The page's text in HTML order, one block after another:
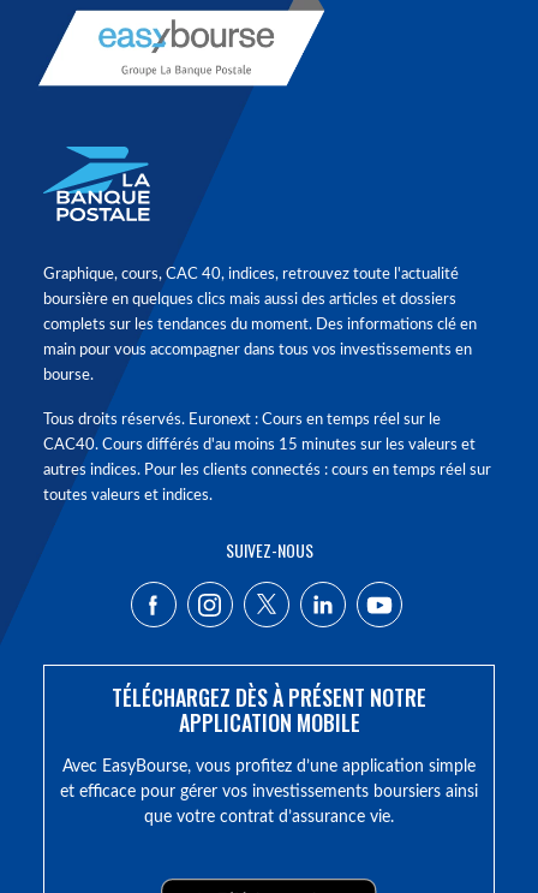
Graphique, cours, CAC 40, indices, retrouvez toute l'actualité
boursière en quelques clics mais aussi des articles et dossiers
complets sur les tendances du moment. Des informations clé en
main pour vous accompagner dans tous vos investissements en
bourse.
Tous droits réservés. Euronext : Cours en temps réel sur le
CAC40. Cours différés d'au moins 15 minutes sur les valeurs et
autres indices. Pour les clients connectés : cours en temps réel sur
toutes valeurs et indices.
SUIVEZ-NOUS
TÉLÉCHARGEZ DÈS À PRÉSENT NOTRE
APPLICATION MOBILE
Avec EasyBourse, vous profitez d’une application simple
et efficace pour gérer vos investissements boursiers ainsi
que votre contrat d’assurance vie.